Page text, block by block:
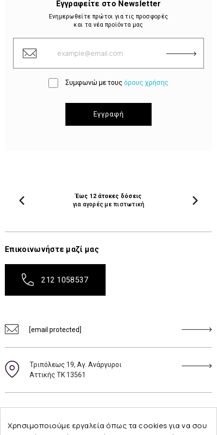
Εγγραφείτε στο Newsletter
Ενημερωθείτε πρώτοι για τις προσφορές
και τα νέα προϊόντα μας
Συμφωνώ με τους όρους χρήσης
Εγγραφή
Έως 12 άτοκες δόσεις
για αγορές με πιστωτική
Επικοινωνήστε μαζί μας
212 1058537
[email protected]
Τριπόλεως 19, Αγ. Ανάργυροι
Αττικής ΤΚ 13561
Χρησιμοποιούμε εργαλεία όπως τα cookies για να σου